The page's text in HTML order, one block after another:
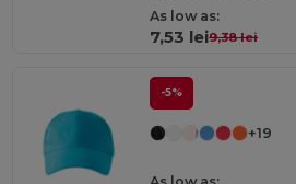
As low as:
7,53 lei9,38 lei
-5%
+19